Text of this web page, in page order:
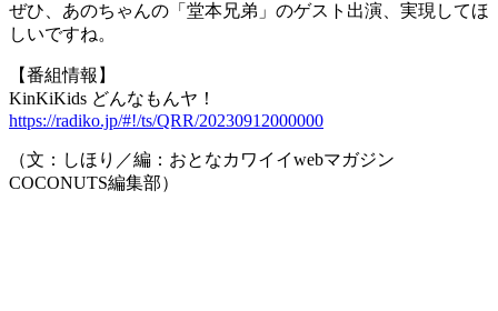
ぜひ、あのちゃんの「堂本兄弟」のゲスト出演、実現してほ
しいですね。
【番組情報】
KinKiKids どんなもんヤ！
https://radiko.jp/#!/ts/QRR/20230912000000
（文：しほり／編：おとなカワイイwebマガジン
COCONUTS編集部）